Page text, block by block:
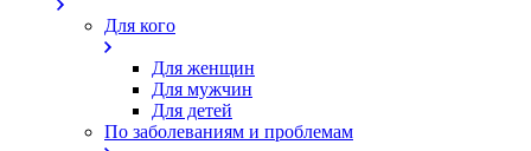
Для кого
Для женщин
Для мужчин
Для детей
По заболеваниям и проблемам